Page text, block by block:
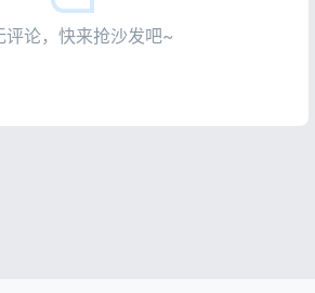
评论，快来抢沙发吧~